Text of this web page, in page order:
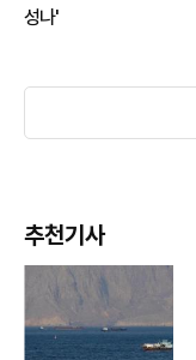
성나'
추천기사